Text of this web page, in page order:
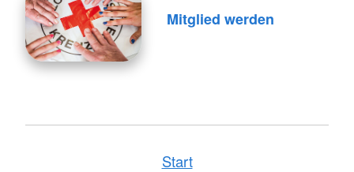
Mitglied werden
Start